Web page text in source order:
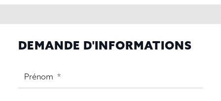
DEMANDE D'INFORMATIONS